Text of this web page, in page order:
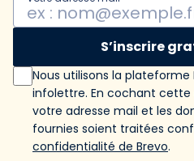
S’inscrire
Nous utilisons la
infolettre. En cochant
votre adresse mail et les
fournies soient traitées
confidentialité de Brevo.